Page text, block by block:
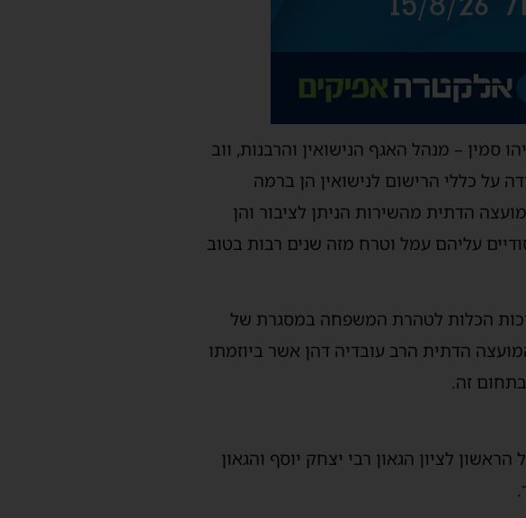
– מנהל האגף הנישואין והרבנות, ווב
על כללי הרישום לנישואין הן ברמה
הדתית מהשירות הניתן לציבור והן
עליהם עמל וטרח מזה שנים רבות בטוב
הכלות לטהרת המשפחה במסגרת של
הדתית הרב עובדיה דהן אשר ביוזמתו
זה.
לציון הגאון רבי יצחק יוסף והגאון